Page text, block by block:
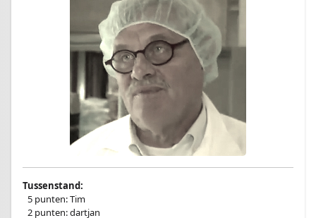
Tussenstand:
5 punten: Tim
2 punten: dartjan